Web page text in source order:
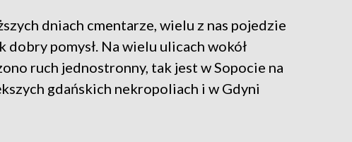
dniach cmentarze, wielu z nas pojedzie
pomysł. Na wielu ulicach wokół
ruch jednostronny, tak jest w Sopocie na
gdańskich nekropoliach i w Gdyni